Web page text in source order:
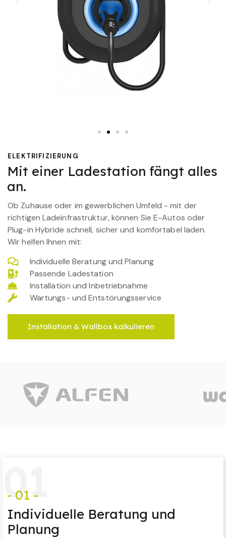
ELEKTRIFIZIERUNG
Mit einer Ladestation fängt alles
an.
Ob Zuhause oder im gewerblichen Umfeld - mit der
richtigen Ladeinfrastruktur, können Sie E-Autos oder
Plug-in Hybride schnell, sicher und komfortabel laden.
Wir helfen Ihnen mit:
Individuelle Beratung und Planung
Passende Ladestation
Installation und Inbetriebnahme
Wartungs- und Entstörungsservice
Installation & Wallbox kalkulieren
01
- 01 -
Individuelle Beratung und
Planung